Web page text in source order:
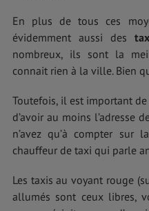
En plus de tous ces
évidemment aussi des
nombreux, ils sont la
connait rien à la ville. Bien
Toutefois, il est important
d’avoir au moins l’adresse
n’avez qu’à compter sur
chauffeur de taxi qui parle
Les taxis au voyant rouge
allumés sont ceux libres,